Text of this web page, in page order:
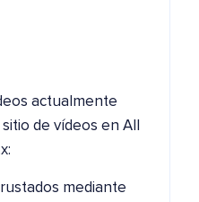
actualmente
de vídeos en All
mediante